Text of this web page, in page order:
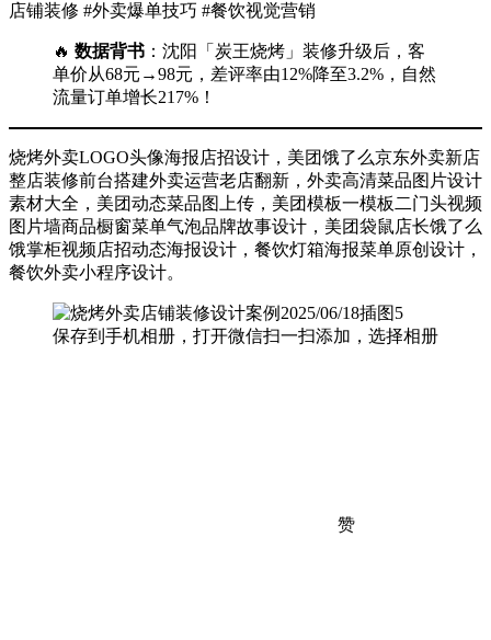
店铺装修 #外卖爆单技巧 #餐饮视觉营销
🔥 ​ 数据背书 ​：沈阳「炭王烧烤」装修升级后，客
单价从68元→98元，差评率由12%降至3.2%，自然
流量订单增长217%！
烧烤外卖LOGO头像海报店招设计，美团饿了么京东外卖新店
整店装修前台搭建外卖运营老店翻新，外卖高清菜品图片设计
素材大全，美团动态菜品图上传，美团模板一模板二门头视频
图片墙商品橱窗菜单气泡品牌故事设计，美团袋鼠店长饿了么
饿掌柜视频店招动态海报设计，餐饮灯箱海报菜单原创设计，
餐饮外卖小程序设计。
保存到手机相册，打开微信扫一扫添加，选择相册
赞